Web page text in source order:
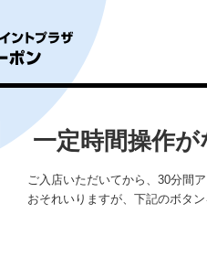
一定時間操作
ご入店いただいてから、30分間
おそれいりますが、下記のボタ